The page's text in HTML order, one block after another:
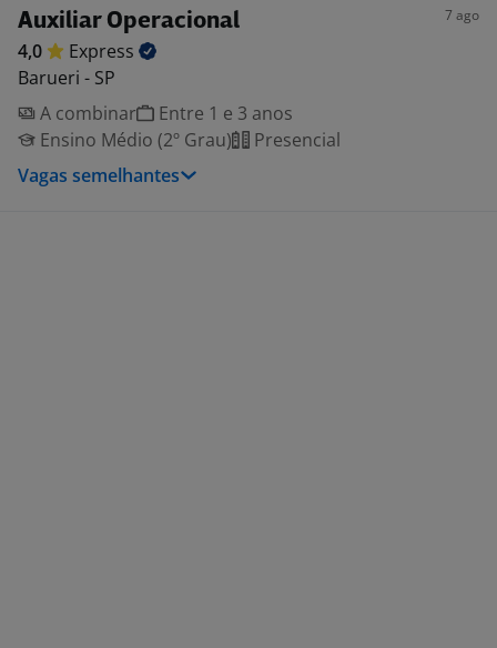
Auxiliar Operacional 7 ago
4,0
Express
Barueri - SP
A combinar
Entre 1 e 3 anos
Ensino Médio (2º Grau)
Presencial
Vagas semelhantes